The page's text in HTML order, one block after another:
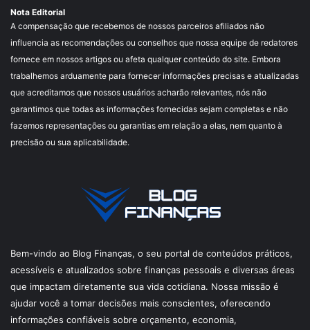
Nota Editorial
A compensação que recebemos de nossos parceiros afiliados não
influencia as recomendações ou conselhos que nossa equipe de redatores
fornece em nossos artigos ou afeta qualquer conteúdo do site. Embora
trabalhemos arduamente para fornecer informações precisas e atualizadas
que acreditamos que nossos usuários acharão relevantes, nós não
garantimos que todas as informações fornecidas sejam completas e não
fazemos representações ou garantias em relação a elas, nem quanto à
precisão ou sua aplicabilidade.
Bem-vindo ao Blog Finanças, o seu portal de conteúdos práticos,
acessíveis e atualizados sobre finanças pessoais e diversas áreas
que impactam diretamente sua vida cotidiana. Nossa missão é
ajudar você a tomar decisões mais conscientes, oferecendo
informações confiáveis sobre orçamento, economia,